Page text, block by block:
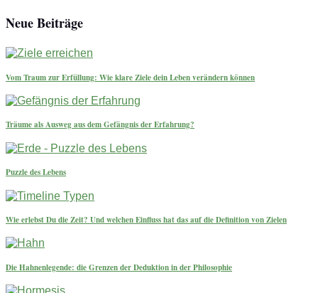
Neue Beiträge
Vom Traum zur Erfüllung: Wie klare Ziele dein Leben verändern können
Träume als Ausweg aus dem Gefängnis der Erfahrung?
Puzzle des Lebens
Wie erlebst Du die Zeit? Und welchen Einfluss hat das auf die Definition von Zielen
Die Hahnenlegende: die Grenzen der Deduktion in der Philosophie